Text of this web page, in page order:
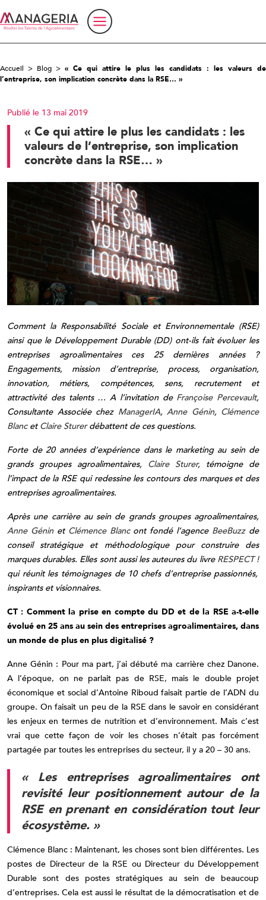
Accueil > Blog > « Ce qui attire le plus les candidats : les valeurs de
l’entreprise, son implication concrète dans la RSE… »
Publié le 13 mai 2019
« Ce qui attire le plus les candidats : les
valeurs de l’entreprise, son implication
concrète dans la RSE… »
Comment la Responsabilité Sociale et Environnementale (RSE)
ainsi que le Développement Durable (DD) ont-ils fait évoluer les
entreprises agroalimentaires ces 25 dernières années ?
Engagements, mission d’entreprise, process, organisation,
innovation, métiers, compétences, sens, recrutement et
attractivité des talents … A l’invitation de Françoise Percevault,
Consultante Associée chez ManagerIA, Anne Génin, Clémence
BlancetClaire Sturerdébattent de ces questions.
Forte de 20 années d’expérience dans le marketing au sein de
grands groupes agroalimentaires, Claire Sturer, témoigne de
l’impact de la RSE qui redessine les contours des marques et des
entreprises agroalimentaires.
Après une carrière au sein de grands groupes agroalimentaires,
Anne Géninet Clémence Blancont fondé l’agence BeeBuzzde
conseil stratégique et méthodologique pour construire des
marques durables. Elles sont aussi les auteures du livre RESPECT !
qui réunit les témoignages de 10 chefs d’entreprise passionnés,
inspirants et visionnaires.
CT : Comment la prise en compte du DD et de la RSE a-t-elle
évolué en 25 ans au sein des entreprises agroalimentaires, dans
un monde de plus en plus digitalisé ?
Anne Génin : Pour ma part, j’ai débuté ma carrière chez Danone.
A l’époque, on ne parlait pas de RSE, mais le double projet
économique et social d’Antoine Riboud faisait partie de l’ADN du
groupe. On faisait un peu de la RSE dans le savoir en considérant
les enjeux en termes de nutrition et d’environnement. Mais c’est
vrai que cette façon de voir les choses n’était pas forcément
partagée par toutes les entreprises du secteur, il y a 20 – 30 ans.
« Les entreprises agroalimentaires ont
revisité leur positionnement autour de la
RSE en prenant en considération tout leur
écosystème. »
Clémence Blanc : Maintenant, les choses sont bien différentes. Les
postes de Directeur de la RSE ou Directeur du Développement
Durable sont des postes stratégiques au sein de beaucoup
d’entreprises. Cela est aussi le résultat de la démocratisation et de